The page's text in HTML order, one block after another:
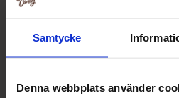
Samtycke
Denna webbplats använder